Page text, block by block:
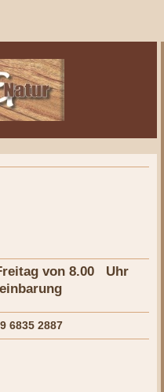
von 8.00 Uhr
6835 2887